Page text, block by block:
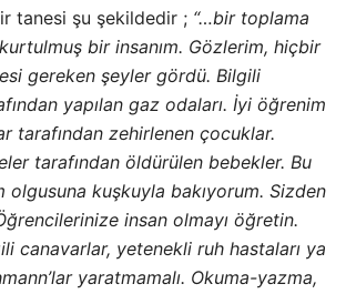
tanesi şu şekildedir ; “…bir toplama
bir insanım. Gözlerim, hiçbir
gereken şeyler gördü. Bilgili
yapılan gaz odaları. İyi öğrenim
tarafından zehirlenen çocuklar.
tarafından öldürülen bebekler. Bu
olgusuna kuşkuyla bakıyorum. Sizden
insan olmayı öğretin.
canavarlar, yetenekli ruh hastaları ya
yaratmamalı. Okuma-yazma,